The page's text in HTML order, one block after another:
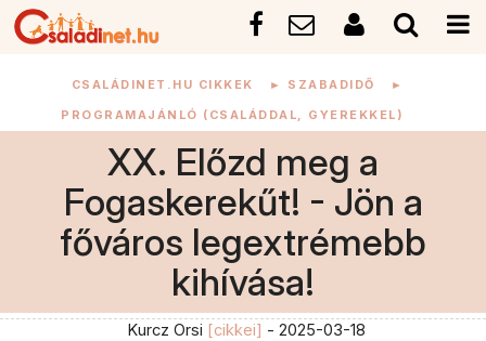
CSALÁDINET.HU CIKKEK ► SZABADIDŐ ►
PROGRAMAJÁNLÓ (CSALÁDDAL, GYEREKKEL)
XX. Előzd meg a
Fogaskerekűt! - Jön a
főváros legextrémebb
kihívása!
Kurcz Orsi [cikkei] - 2025-03-18